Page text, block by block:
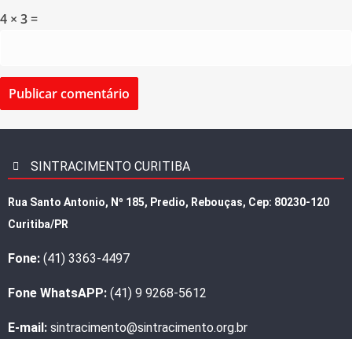
4 × 3 =
SINTRACIMENTO CURITIBA
Rua Santo Antonio, Nº 185, Predio, Rebouças, Cep: 80230-120
Curitiba/PR
Fone: (41) 3363-4497
Fone WhatsAPP: (41) 9 9268-5612
E-mail: sintracimento@sintracimento.org.br